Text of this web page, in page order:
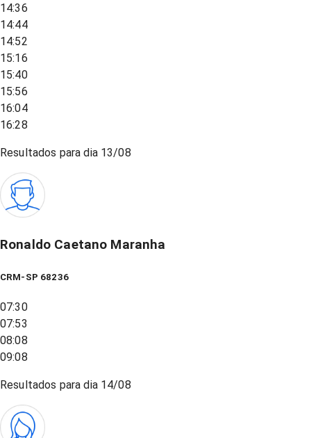
14:36
14:44
14:52
15:16
15:40
15:56
16:04
16:28
Resultados para dia 13/08
Ronaldo Caetano Maranha
CRM-SP 68236
07:30
07:53
08:08
09:08
Resultados para dia 14/08